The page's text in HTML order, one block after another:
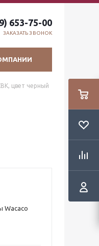
653-75-00
ЗАКАЗАТЬ ЗВОНОК
цвет черный
Wacaco